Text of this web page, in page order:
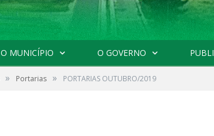
O MUNICÍPIO O GOVERNO
» Portarias » PORTARIAS OUTUBRO/2019